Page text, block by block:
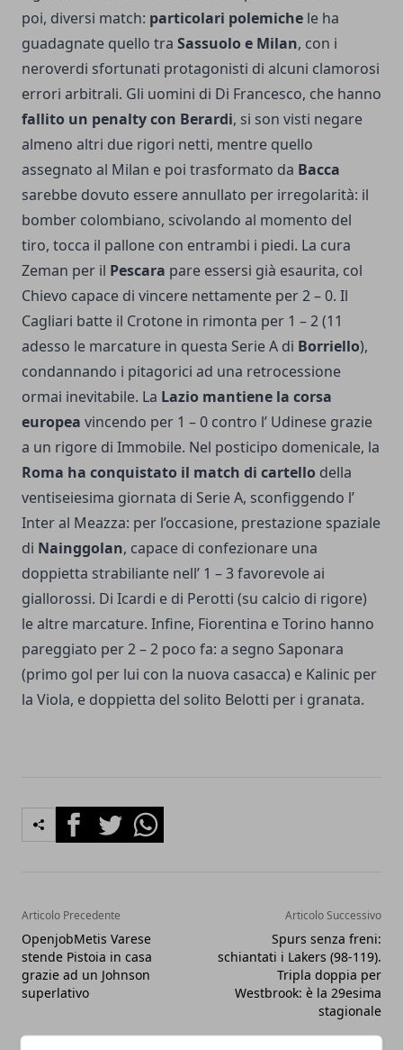
poi, diversi match: particolari polemiche le ha
guadagnate quello tra Sassuolo e Milan, con i
neroverdi sfortunati protagonisti di alcuni clamorosi
errori arbitrali. Gli uomini di Di Francesco, che hanno
fallito un penalty con Berardi, si son visti negare
almeno altri due rigori netti, mentre quello
assegnato al Milan e poi trasformato da Bacca
sarebbe dovuto essere annullato per irregolarità: il
bomber colombiano, scivolando al momento del
tiro, tocca il pallone con entrambi i piedi. La cura
Zeman per il Pescara pare essersi già esaurita, col
Chievo capace di vincere nettamente per 2 – 0. Il
Cagliari batte il Crotone in rimonta per 1 – 2 (11
adesso le marcature in questa Serie A di Borriello),
condannando i pitagorici ad una retrocessione
ormai inevitabile. La Lazio mantiene la corsa
europea vincendo per 1 – 0 contro l’ Udinese grazie
a un rigore di Immobile. Nel posticipo domenicale, la
Roma ha conquistato il match di cartello della
ventiseiesima giornata di Serie A, sconfiggendo l’
Inter al Meazza: per l’occasione, prestazione spaziale
di Nainggolan, capace di confezionare una
doppietta strabiliante nell’ 1 – 3 favorevole ai
giallorossi. Di Icardi e di Perotti (su calcio di rigore)
le altre marcature. Infine, Fiorentina e Torino hanno
pareggiato per 2 – 2 poco fa: a segno Saponara
(primo gol per lui con la nuova casacca) e Kalinic per
la Viola, e doppietta del solito Belotti per i granata.
FacebookTwitterWhatsapp
Articolo Precedente
OpenjobMetis Varese
stende Pistoia in casa
grazie ad un Johnson
superlativo
Articolo Successivo
Spurs senza freni:
schiantati i Lakers (98-119).
Tripla doppia per
Westbrook: è la 29esima
stagionale